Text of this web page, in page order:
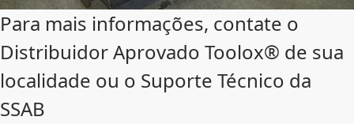
Para mais informações, contate o
Distribuidor Aprovado Toolox® de sua
localidade ou o Suporte Técnico da
SSAB